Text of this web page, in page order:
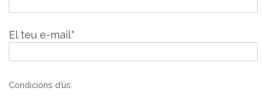
El teu e-mail*
Condicions d’ús: